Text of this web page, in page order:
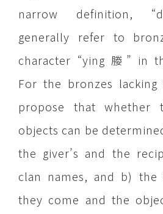
narrow definition,
generally refer to
character “ying 媵” in
For the bronzes
propose that whether
objects can be
the giver’s and the
clan names, and b)
they come and the